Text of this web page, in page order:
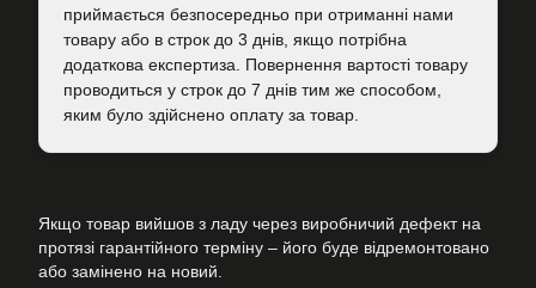
приймається безпосередньо при отриманні нами
товару або в строк до 3 днів, якщо потрібна
додаткова експертиза. Повернення вартості товару
проводиться у строк до 7 днів тим же способом,
яким було здійснено оплату за товар.
Якщо товар вийшов з ладу через виробничий дефект на
протязі гарантійного терміну – його буде відремонтовано
або замінено на новий.